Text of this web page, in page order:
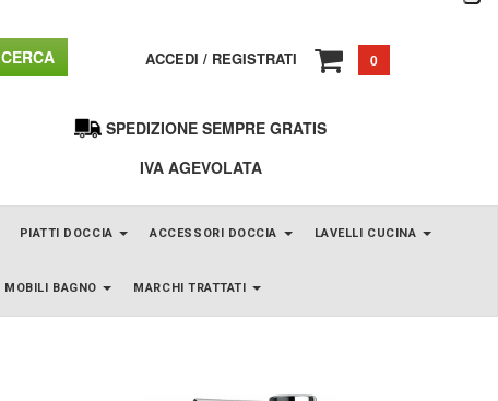
CERCA ACCEDI / REGISTRATI 0
SPEDIZIONE SEMPRE GRATIS
IVA AGEVOLATA
PIATTI DOCCIA ACCESSORI DOCCIA LAVELLI CUCINA
MOBILI BAGNO MARCHI TRATTATI